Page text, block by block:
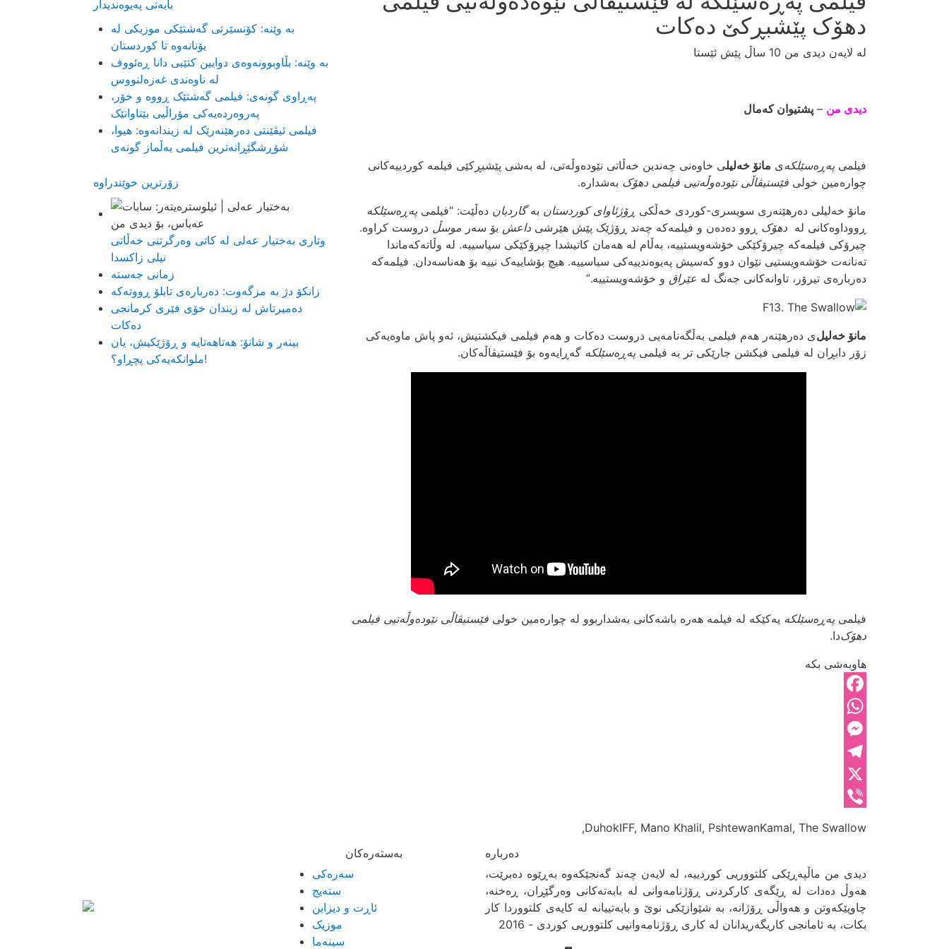
بابەتی پەیوەندیدار
بە وێنە: کۆنسێرتی گەشتێکی موزیکی لە
یۆنانەوە تا کوردستان
بە وێنە: بڵاوبوونەوەی دوایین کتێبی دانا ڕەئووف
لە ناوەندی غەزەلنووس
پەڕاوی گونەی: فیلمی گەشتێک ڕووە و خۆر،
پەروەردەیەکی مۆراڵیی بێتاوانێک
فیلمی ئیڤێنتی دەرهێنەرێک لە زیندانەوە: هیوا،
شۆڕشگێڕانەترین فیلمی یەڵماز گونەی
زۆرترین خوێندراوە
وتاری بەختیار عەلی لە کاتی وەرگرتنی خەڵاتی
نیلی زاکسدا
زمانی جەستە
زانکۆ دژ بە مزگەوت: دەربارەى تابلۆ ڕووتەکە
ده‌میرتاش له‌ زیندان خۆی فێری كرمانجی
ده‌كات
بینەر و شانۆ: هەتاھەتایە و ڕۆژێکیش، یان
ملوانکەیەکی پچڕاو؟!
دهۆک پێشبڕکێ دەکات
لە لایەن دیدی من 10 ساڵ پێش ئێستا
دیدی من – پشتیوان کەمال
فیلمی پەڕەسێلکەی مانۆ خەلیلی خاوەنی چەندین خەڵاتی نێودەوڵەتی، لە بەشی پێشبڕکێی فیلمە کوردییەکانی
چوارەمین خولی فێستیڤاڵی نێودەوڵەتیی فیلمی دهۆک بەشدارە.
مانۆ خەلیلی دەرهێنەری سویسری-کوردی خەڵکی ڕۆژئاوای کوردستان بەگاردیان دەڵێت: “فیلمی پەڕەسێلکە
ڕووداوەکانی لە دهۆک ڕوو دەدەن و فیلمەکە چەند ڕۆژێک پێش هێرشی داعش بۆ سەر موسڵ دروست کراوە.
چیرۆکی فیلمەکە چیرۆکێکی خۆشەویستییە، بەڵام لە هەمان کاتیشدا چیرۆکێکی سیاسییە. لە وڵاتەکەماندا
تەنانەت خۆشەویستیی نێوان دوو کەسیش پەیوەندییەکی سیاسییە. هیچ بۆشاییەک نییە بۆ هەناسەدان. فیلمەکە
دەربارەی تیرۆر، تاوانەکانی جەنگ لە عێراق و خۆشەویستییە.”
مانۆ خەلیل‌ی دەرهێنەر هەم فیلمی بەڵگەنامەیی دروست دەکات و هەم فیلمی فیکشنیش، ئەو پاش ماوەیەکی
زۆر دابڕان لە فیلمی فیکشن جارێکی تر بە فیلمی پەڕەسێلکە گەڕایەوە بۆ فێستیڤاڵەکان.
فیلمی پەڕەسێلکە یەکێکە لە فیلمە هەرە باشەکانی بەشداربوو لە چوارەمین خولی فێستیڤاڵی نێودەوڵەتیی فیلمی
دهۆک‌دا.
هاوبەشی بکە
Facebook
WhatsApp
Messenger
Telegram
X
DuhokIFF, Mano Khalil, PshtewanKamal, The Swallow,
به‌سته‌ره‌كان
سەرەکی
ستەیج
ئاڕت و دیزاین
موزیک
سینەما
دیدی من ماڵپەڕێکی کلتووریی کوردییە، لە لایەن چەند گەنجێكه‌وه‌ بەڕێوە دەبرێت،
هەوڵ دەدات لە ڕێگەی کارکردنی ڕۆژنامەوانی لە بابەتەکانی وەرگێڕان، ڕەخنە،
چاوپێکەوتن و هەواڵی ڕۆژانە، بە شێوازێکی نوێ و بابەتییانە لە کایەی کلتووردا کار
بکات، بە ئامانجی کاریگەریدانان لە کاری ڕۆژنامەوانیی کلتووریی کوردی - 2016